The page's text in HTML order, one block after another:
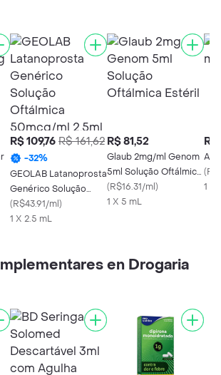
R$ 109,76 R$ 161,62
-32%
GEOLAB Latanoprosta
Genérico Solução
Oftálmica 50mcg/ml
2.5ml
(R$43.91/ml)
1 X 2.5 mL
R$ 81,52
Glaub 2mg/ml Genom
5ml Solução Oftálmica
Estéril
(R$16.31/ml)
1 X 5 mL
R$
(
1 X
en Drogaria